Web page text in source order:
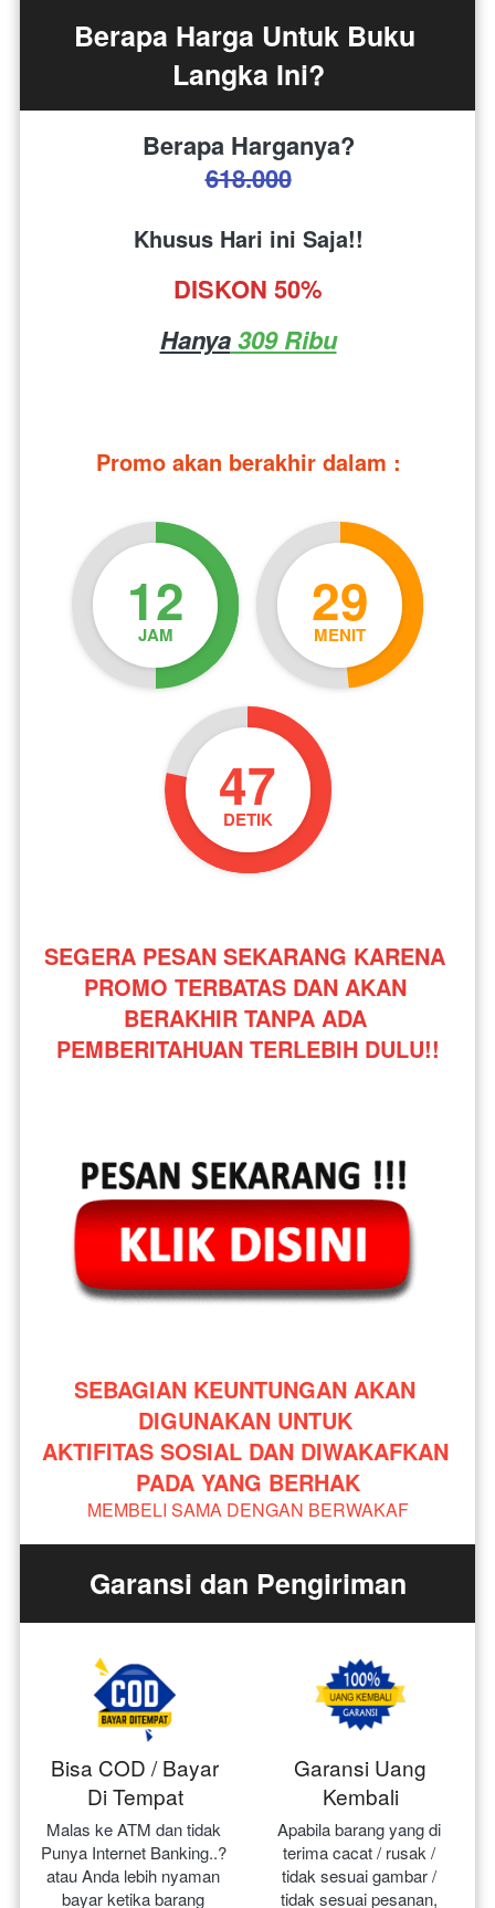
Berapa Harga Untuk Buku
Langka Ini?
Berapa Harganya?
618.000
Khusus Hari ini Saja!!
DISKON 50%
Hanya 309 Ribu
Promo akan berakhir dalam :
12
JAM 29
MENIT
47
DETIK
SEGERA PESAN SEKARANG KARENA
PROMO TERBATAS DAN AKAN
BERAKHIR TANPA ADA
PEMBERITAHUAN TERLEBIH DULU!!
SEBAGIAN KEUNTUNGAN AKAN
DIGUNAKAN UNTUK
AKTIFITAS SOSIAL DAN DIWAKAFKAN
PADA YANG BERHAK
MEMBELI SAMA DENGAN BERWAKAF
Garansi dan Pengiriman
Bisa COD / Bayar
Di Tempat
Malas ke ATM dan tidak
Punya Internet Banking..?
atau Anda lebih nyaman
bayar ketika barang
Garansi Uang
Kembali
Apabila barang yang di
terima cacat / rusak /
tidak sesuai gambar /
tidak sesuai pesanan,